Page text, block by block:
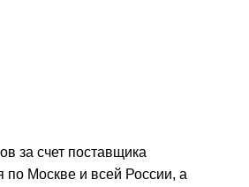
за счет поставщика
по Москве и всей России, а